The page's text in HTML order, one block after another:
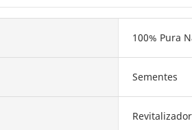
100% Pura
Sementes